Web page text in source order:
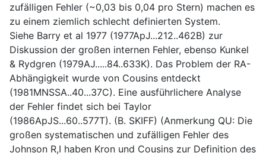
zufälligen Fehler (~0,03 bis 0,04 pro Stern) machen es
zu einem ziemlich schlecht definierten System.
Siehe Barry et al 1977 (1977ApJ...212..462B) zur
Diskussion der großen internen Fehler, ebenso Kunkel
& Rydgren (1979AJ.....84..633K). Das Problem der RA-
Abhängigkeit wurde von Cousins entdeckt
(1981MNSSA..40...37C). Eine ausführlichere Analyse
der Fehler findet sich bei Taylor
(1986ApJS...60..577T). (B. SKIFF) (Anmerkung QU: Die
großen systematischen und zufälligen Fehler des
Johnson R,I haben Kron und Cousins zur Definition des